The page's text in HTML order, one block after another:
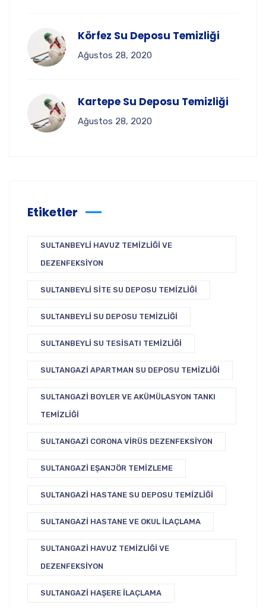
Körfez Su Deposu Temizliği
Ağustos 28, 2020
Kartepe Su Deposu Temizliği
Ağustos 28, 2020
Etiketler
SULTANBEYLI HAVUZ TEMIZLIĞI VE
DEZENFEKSIYON
SULTANBEYLI SITE SU DEPOSU TEMIZLIĞI
SULTANBEYLI SU DEPOSU TEMIZLIĞI
SULTANBEYLI SU TESISATI TEMIZLIĞI
SULTANGAZI APARTMAN SU DEPOSU TEMIZLIĞI
SULTANGAZI BOYLER VE AKÜMÜLASYON TANKI
TEMIZLIĞI
SULTANGAZI CORONA VIRÜS DEZENFEKSIYON
SULTANGAZI EŞANJÖR TEMIZLEME
SULTANGAZI HASTANE SU DEPOSU TEMIZLIĞI
SULTANGAZI HASTANE VE OKUL İLAÇLAMA
SULTANGAZI HAVUZ TEMIZLIĞI VE
DEZENFEKSIYON
SULTANGAZI HAŞERE İLAÇLAMA